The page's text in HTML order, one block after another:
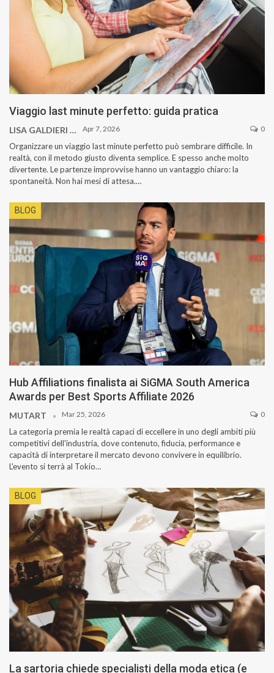
Viaggio last minute perfetto: guida pratica
LISA GALDIERI Apr 7, 2026 0
Organizzare un viaggio last minute perfetto può sembrare difficile. In
realtà, con il metodo giusto diventa semplice. E spesso anche molto
divertente. Le partenze improvvise hanno un vantaggio chiaro: la
spontaneità. Non hai mesi di attesa.…
BLOG
Hub Affiliations finalista ai SiGMA South America
Awards per Best Sports Affiliate 2026
MUTART Mar 25, 2026 0
La categoria premia le realtà capaci di eccellere in uno degli ambiti più
competitivi dell'industria, dove contenuto, fiducia, performance e
capacità di interpretare il mercato devono convivere in equilibrio.
L'evento si terrà al Tokio…
BLOG
La sartoria chiede specialisti della moda etica (e